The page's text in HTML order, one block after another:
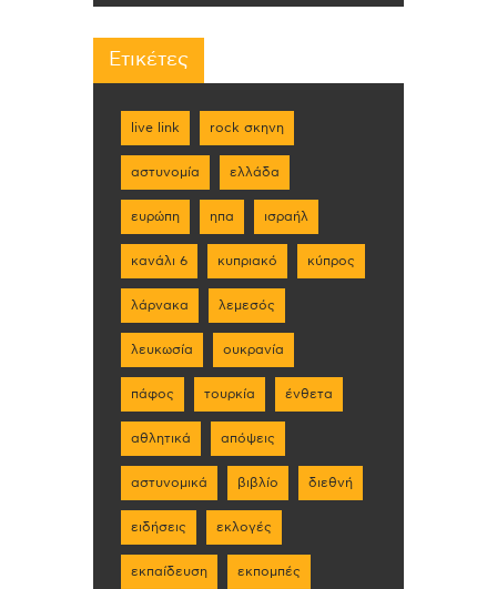
Ετικέτες
live link rock σκηνη
αστυνομία ελλάδα
ευρώπη ηπα ισραήλ
κανάλι 6 κυπριακό κύπρος
λάρνακα λεμεσός
λευκωσία ουκρανία
πάφος τουρκία ένθετα
αθλητικά απόψεις
αστυνομικά βιβλίο διεθνή
ειδήσεις εκλογές
εκπαίδευση εκπομπές